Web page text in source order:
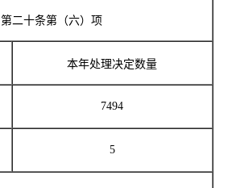
第二十条第（六）项
本年处理决定数量
7494
5